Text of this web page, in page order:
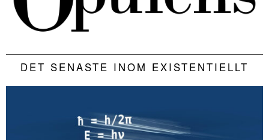
DET SENASTE INOM EXISTENTIELLT